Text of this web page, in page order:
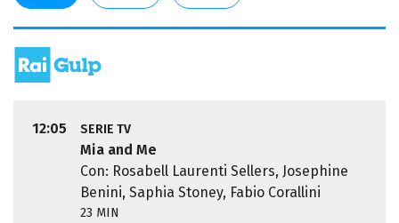
12:05 SERIE TV
Mia and Me
Con: Rosabell Laurenti Sellers, Josephine
Benini, Saphia Stoney, Fabio Corallini
23 MIN